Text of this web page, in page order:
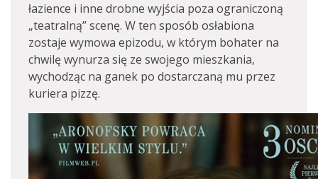
łazience i inne drobne wyjścia poza ograniczoną
„teatralną” scenę. W ten sposób osłabiona
zostaje wymowa epizodu, w którym bohater na
chwilę wynurza się ze swojego mieszkania,
wychodząc na ganek po dostarczaną mu przez
kuriera pizzę.